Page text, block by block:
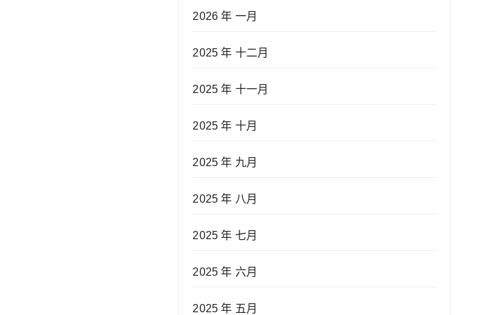
2026 年 一月
2025 年 十二月
2025 年 十一月
2025 年 十月
2025 年 九月
2025 年 八月
2025 年 七月
2025 年 六月
2025 年 五月